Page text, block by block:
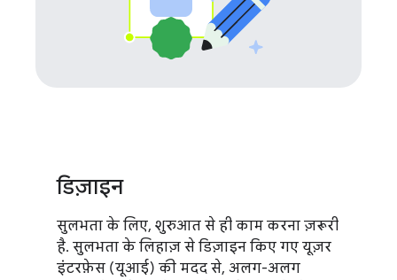
डिज़ाइन
सुलभता के लिए, शुरुआत से ही काम करना ज़रूरी
है. सुलभता के लिहाज़ से डिज़ाइन किए गए यूज़र
इंटरफ़ेस (यूआई) की मदद से, अलग-अलग